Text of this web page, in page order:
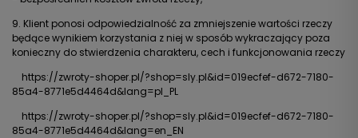
9. Klient ponosi odpowiedzialność za zmniejszenie wartości rzeczy
będące wynikiem korzystania z niej w sposób wykraczający poza
konieczny do stwierdzenia charakteru, cech i funkcjonowania rzeczy
https://zwroty-shoper.pl/?shop=sly.pl&id=019ecfef-d672-7180-
85a4-8771e5d4464d&lang=pl_PL
https://zwroty-shoper.pl/?shop=sly.pl&id=019ecfef-d672-7180-
85a4-8771e5d4464d&lang=en_EN